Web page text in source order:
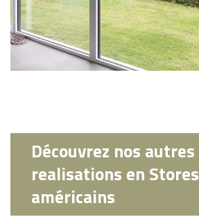
Découvrez nos autres
realisations en Stores
américains